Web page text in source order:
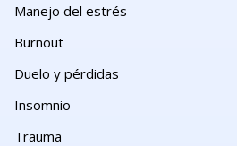
Manejo del estrés
Burnout
Duelo y pérdidas
Insomnio
Trauma